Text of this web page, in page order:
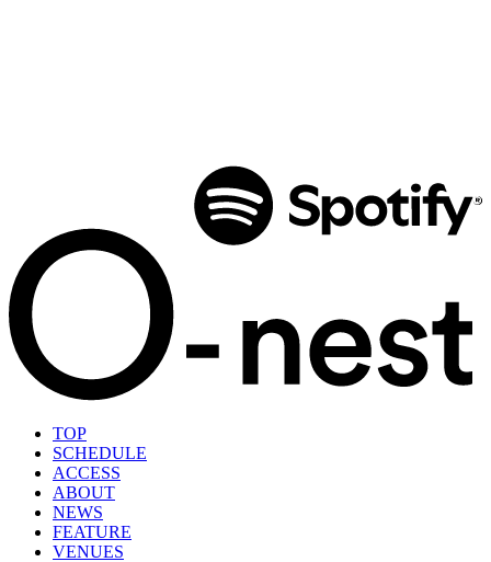
TOP
SCHEDULE
ACCESS
ABOUT
NEWS
FEATURE
VENUES